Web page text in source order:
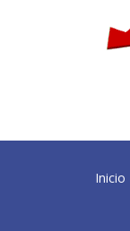
Inicio